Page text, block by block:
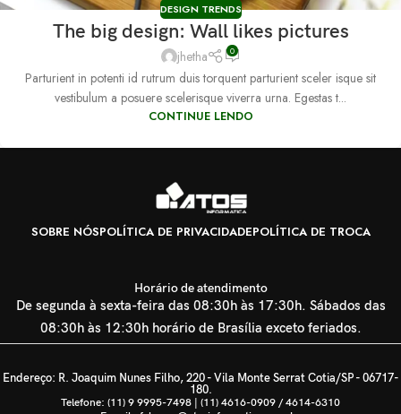
DESIGN TRENDS
The big design: Wall likes pictures
jhetha 0
Parturient in potenti id rutrum duis torquent parturient sceler isque sit
vestibulum a posuere scelerisque viverra urna. Egestas t...
CONTINUE LENDO
SOBRE NÓSPOLÍTICA DE PRIVACIDADEPOLÍTICA DE TROCA
Horário de atendimento
De segunda à sexta-feira das 08:30h às 17:30h. Sábados das
08:30h às 12:30h horário de Brasília exceto feriados.
Endereço: R. Joaquim Nunes Filho, 220 - Vila Monte Serrat Cotia/SP - 06717-
180.
Telefone: (11) 9 9995-7498 | (11) 4616-0909 / 4614-6310